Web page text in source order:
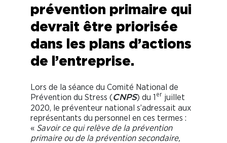
prévention primaire qui
devrait être priorisée
dans les plans d’actions
de l’entreprise.
Lors de la séance du Comité National de
Prévention du Stress (CNPS) du 1 er juillet
2020, le préventeur national s’adressait aux
représentants du personnel en ces termes :
« Savoir ce qui relève de la prévention
primaire ou de la prévention secondaire,